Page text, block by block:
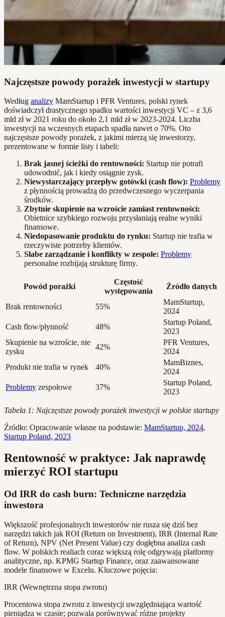
Najczęstsze powody porażek inwestycji w startupy
Według analizy MamStartup i PFR Ventures, polski rynek
doświadczył drastycznego spadku wartości inwestycji VC – z 3,6
mld zł w 2021 roku do około 2,1 mld zł w 2023-2024. Liczba
inwestycji na wczesnych etapach spadła nawet o 70%. Oto
najczęstsze powody porażek, z jakimi mierzą się inwestorzy,
prezentowane w formie listy i tabeli:
Brak jasnej ścieżki do rentowności: Startup nie potrafi
udowodnić, jak i kiedy osiągnie zysk.
Niewystarczający przepływ gotówki (cash flow): Problemy
z płynnością prowadzą do przedwczesnego wyczerpania
środków.
Zbytnie skupienie na wzroście zamiast rentowności:
Obietnice szybkiego rozwoju przysłaniają realne wyniki
finansowe.
Niedopasowanie produktu do rynku: Startup nie trafia w
rzeczywiste potrzeby klientów.
Słabe zarządzanie i konflikty w zespole: Problemy
personalne rozbijają strukturę firmy.
Powód porażki
Częstość
występowania
Źródło danych
Brak rentowności 55%
MamStartup,
2024
Cash flow/płynność
48%
Startup Poland,
2023
Skupienie na wzroście, nie
zysku
42%
PFR Ventures,
2024
Produkt nie trafia w rynek
40%
MamBiznes,
2024
Problemy zespołowe 37%
Startup Poland,
2023
Tabela 1: Najczęstsze powody porażek inwestycji w polskie startupy
Źródło: Opracowanie własne na podstawie: MamStartup, 2024,
Startup Poland, 2023
Rentowność w praktyce: Jak naprawdę
mierzyć ROI startupu
Od IRR do cash burn: Techniczne narzędzia
inwestora
Większość profesjonalnych inwestorów nie rusza się dziś bez
narzędzi takich jak ROI (Return on Investment), IRR (Internal Rate
of Return), NPV (Net Present Value) czy dogłębna analiza cash
flow. W polskich realiach coraz większą rolę odgrywają platformy
analityczne, np. KPMG Startup Finance, oraz zaawansowane
modele finansowe w Excelu. Kluczowe pojęcia:
IRR (Wewnętrzna stopa zwrotu)
Procentowa stopa zwrotu z inwestycji uwzględniająca wartość
pieniądza w czasie; pozwala porównywać różne projekty